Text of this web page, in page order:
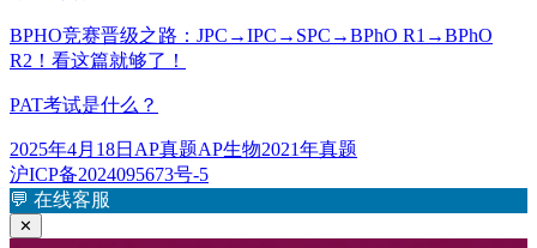
BPHO竞赛晋级之路：JPC→IPC→SPC→BPhO R1→BPhO
R2！看这篇就够了！
PAT考试是什么？
发
布
于
2025年4月18日 分
类
AP真题标
签
AP生物2021年真题
沪ICP备2024095673号-5
💬 在线客服
✕